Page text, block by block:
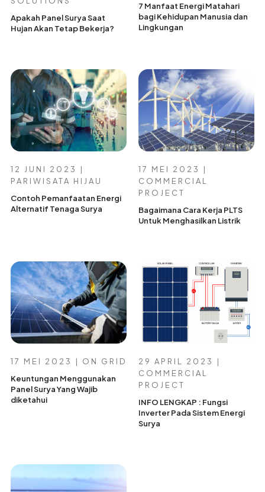
Apakah Panel Surya Saat
Hujan Akan Tetap Bekerja?
7 Manfaat Energi Matahari
bagi Kehidupan Manusia dan
Lingkungan
12 JUNI 2023 |
PARIWISATA HIJAU
Contoh Pemanfaatan Energi
Alternatif Tenaga Surya
17 MEI 2023 |
COMMERCIAL
PROJECT
Bagaimana Cara Kerja PLTS
Untuk Menghasilkan Listrik
17 MEI 2023 | ON GRID
Keuntungan Menggunakan
Panel Surya Yang Wajib
diketahui
29 APRIL 2023 |
COMMERCIAL
PROJECT
INFO LENGKAP : Fungsi
Inverter Pada Sistem Energi
Surya